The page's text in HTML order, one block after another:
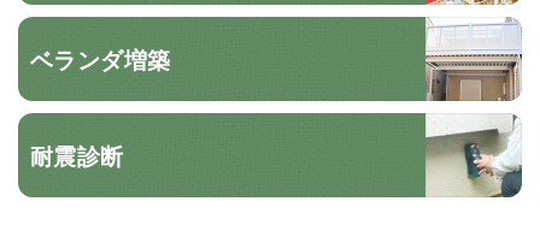
ベランダ増築
耐震診断